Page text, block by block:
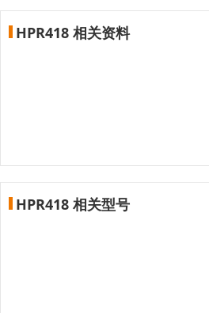
HPR418 相关资料
HPR418 相关型号